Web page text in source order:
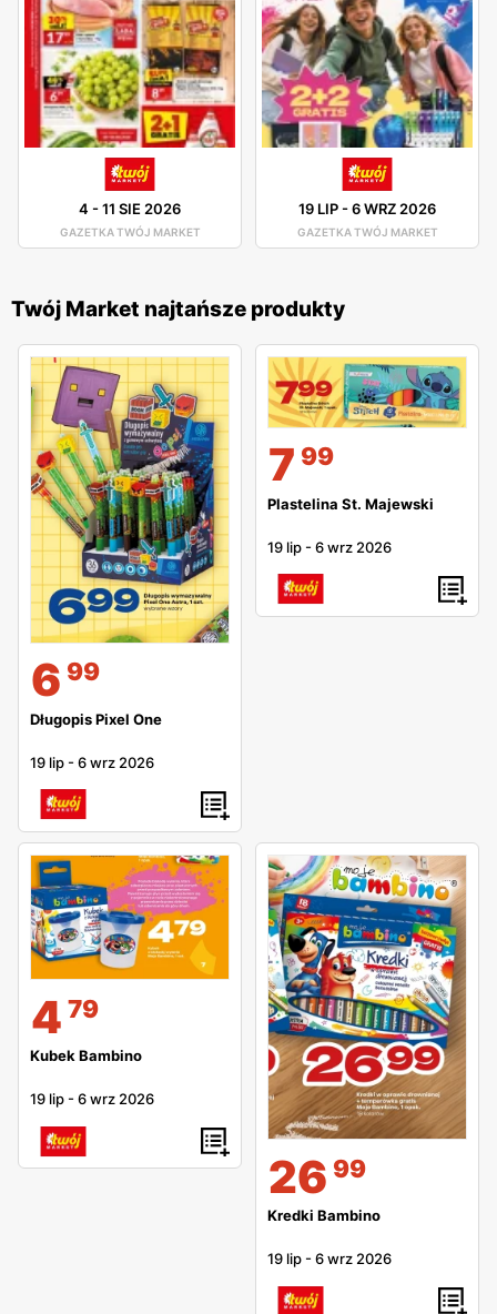
4 -11 SIE 2026
GAZETKA TWÓJ MARKET
19 LIP-6 WRZ 2026
GAZETKA TWÓJ MARKET
Twój Market najtańsze produkty
6 99
Długopis Pixel One
19 lip -6 wrz 2026
7 99
Plastelina St. Majewski
19 lip -6 wrz 2026
4 79
Kubek Bambino
19 lip -6 wrz 2026
26 99
Kredki Bambino
19 lip -6 wrz 2026